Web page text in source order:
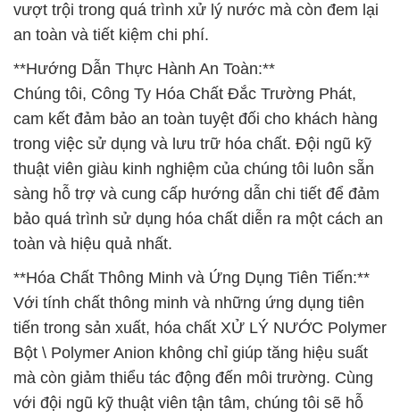
vượt trội trong quá trình xử lý nước mà còn đem lại
an toàn và tiết kiệm chi phí.
**Hướng Dẫn Thực Hành An Toàn:**
Chúng tôi, Công Ty Hóa Chất Đắc Trường Phát,
cam kết đảm bảo an toàn tuyệt đối cho khách hàng
trong việc sử dụng và lưu trữ hóa chất. Đội ngũ kỹ
thuật viên giàu kinh nghiệm của chúng tôi luôn sẵn
sàng hỗ trợ và cung cấp hướng dẫn chi tiết để đảm
bảo quá trình sử dụng hóa chất diễn ra một cách an
toàn và hiệu quả nhất.
**Hóa Chất Thông Minh và Ứng Dụng Tiên Tiến:**
Với tính chất thông minh và những ứng dụng tiên
tiến trong sản xuất, hóa chất XỬ LÝ NƯỚC Polymer
Bột \ Polymer Anion không chỉ giúp tăng hiệu suất
mà còn giảm thiểu tác động đến môi trường. Cùng
với đội ngũ kỹ thuật viên tận tâm, chúng tôi sẽ hỗ